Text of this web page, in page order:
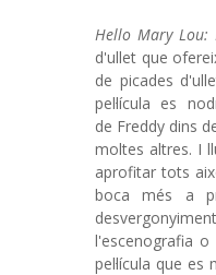
Hello Mary Lou:
d'ullet que
de picades
pel·lícula es
de Freddy dins
moltes altres. I
aprofitar tots
boca més a
l'escenografia
pel·lícula que